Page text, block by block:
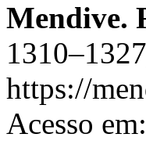
Mendive.
https://
Acesso